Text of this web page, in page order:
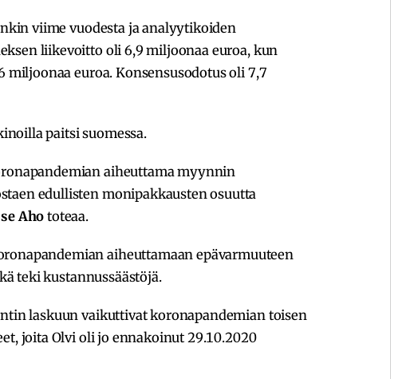
viime vuodesta ja analyytikoiden
liikevoitto oli 6,9 miljoonaa euroa, kun
euroa. Konsensusodotus oli 7,7
paitsi suomessa.
aiheuttama myynnin
edullisten monipakkausten osuutta
Ahototeaa.
aiheuttamaan epävarmuuteen
teki kustannussäästöjä.
laskuun vaikuttivat koronapandemian toisen
joita Olvi oli jo ennakoinut 29.10.2020